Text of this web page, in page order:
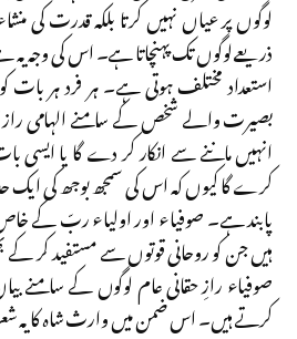
لوگوں پر عیاں نہیں کرتا بلکہ قدرت کی
ذریعے لوگوں تک پہنچاتا ہے۔ اس کی وجہ یہ
استعداد مختلف ہوتی ہے۔ ہر فرد ہر بات
بصیرت والے شخص کے سامنے الہامی راز
انہیں ماننے سے انکار کر دے گا یا ایسی
کرے گا کیوں کہ اس کی سمجھ بوجھ کی ایک
پابند ہے۔ صوفیاء اور اولیاء ربّ کے
ہیں جن کو روحانی قوتوں سے مستفید کر کے
صوفیاء رازِ حقانی عام لوگوں کے
کرتے ہیں۔ اس ضمن میں وارث شاہ کا یہ